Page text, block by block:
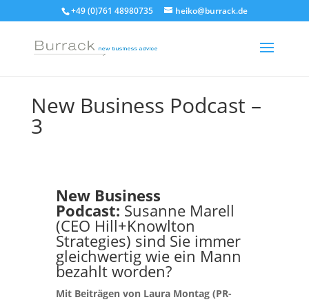
+49 (0)761 48980735 heiko@burrack.de
New Business Podcast –
3
New Business
Podcast: Susanne Marell
(CEO Hill+Knowlton
Strategies) sind Sie immer
gleichwertig wie ein Mann
bezahlt worden?
Mit Beiträgen von Laura Montag (PR-